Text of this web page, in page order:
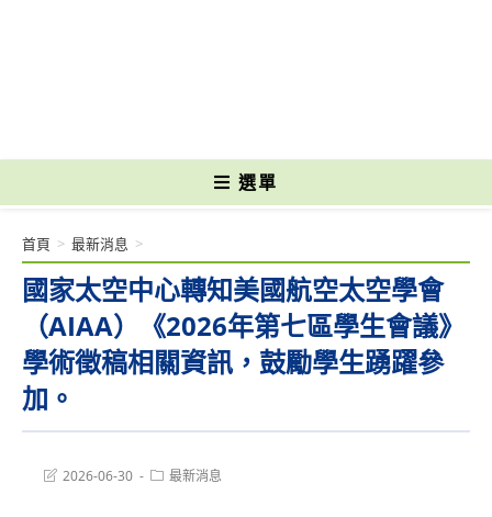
選單
國家太空中心轉知美國航空太空學會
（AIAA）《2026年第七區學生會議》
學術徵稿相關資訊，鼓勵學生踴躍參
加。
首頁 > 最新消息 >
Post2026-06-30
Post最新消息